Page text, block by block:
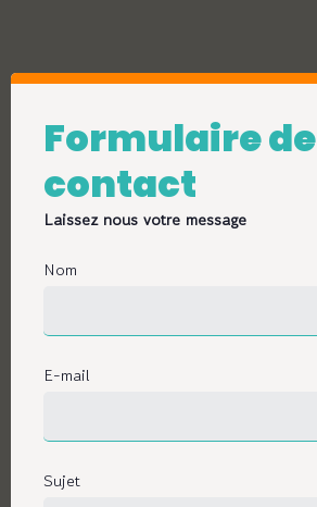
Formulaire de
contact
Laissez nous votre message
Nom
E-mail
Sujet